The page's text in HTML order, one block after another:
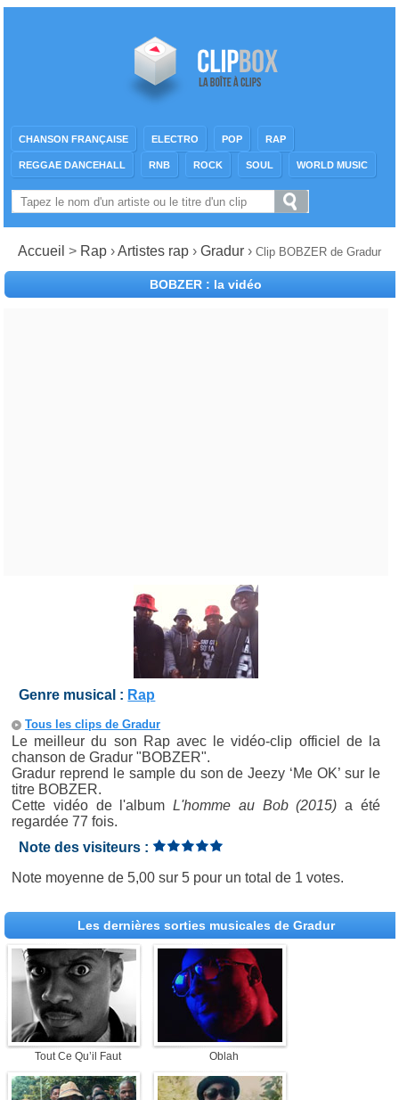
CHANSON FRANÇAISE ELECTRO POP RAP
REGGAE DANCEHALL RNB ROCK SOUL WORLD MUSIC
Accueil > Rap ›Artistes rap › Gradur › Clip BOBZER de Gradur
BOBZER : la vidéo
Genre musical : Rap
Tous les clips de Gradur
Le meilleur du son Rap avec le vidéo-clip officiel de la
chanson de Gradur "BOBZER".
Gradur reprend le sample du son de Jeezy ‘Me OK’ sur le
titre BOBZER.
Cette vidéo de l'albumL'homme au Bob (2015) a été
regardée 77 fois.
Note des visiteurs :
Note moyenne de5,00 sur5 pour un total de 1 votes.
Les dernières sorties musicales de Gradur
Tout Ce Qu’il Faut Oblah